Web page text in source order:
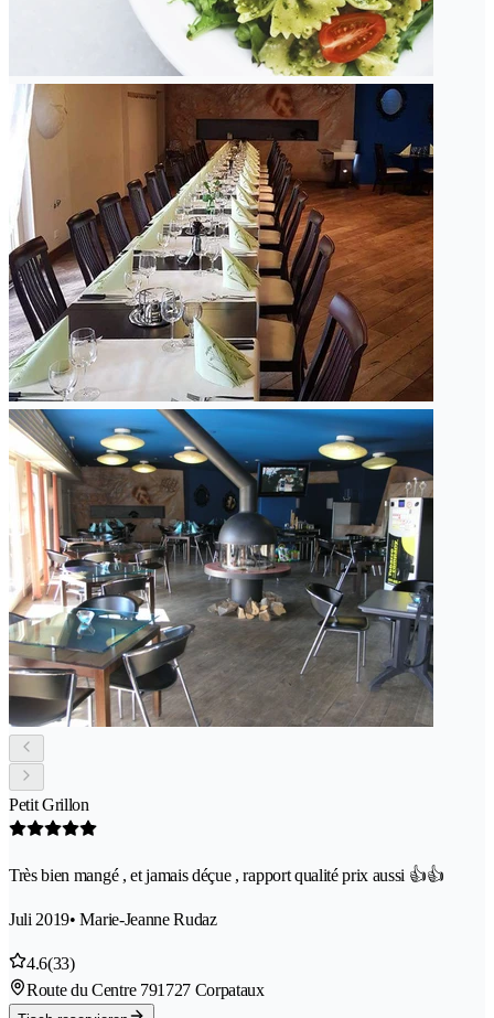
Petit Grillon
Très bien mangé , et jamais déçue , rapport qualité prix aussi 👍👍
Juli 2019• Marie-Jeanne Rudaz
4.6(33)
Route du Centre 791727 Corpataux